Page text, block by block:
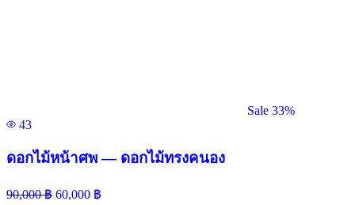
Sale 33%
43
ดอกไม้หน้าศพ — ดอกไม้ทรงคนอง
90,000฿ 60,000 ฿